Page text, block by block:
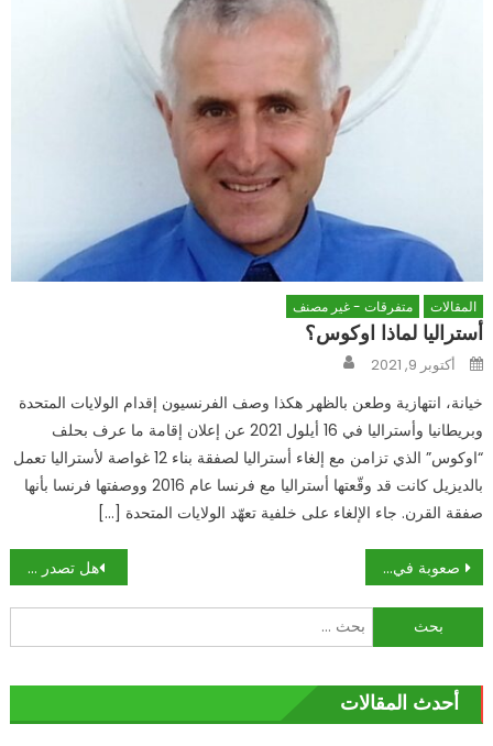
المقالات متفرقات - غير مصنف
أستراليا لماذا اوكوس؟
Posted
onأكتوبر 9, 2021
خيانة، انتهازية وطعن بالظهر هكذا وصف الفرنسيون إقدام الولايات المتحدة
وبريطانيا وأستراليا في 16 أيلول 2021 عن إعلان إقامة ما عرف بحلف
“اوكوس” الذي تزامن مع إلغاء أستراليا لصفقة بناء 12 غواصة لأستراليا تعمل
بالديزيل كانت قد وقّعتها أستراليا مع فرنسا عام 2016 ووصفتها فرنسا بأنها
صفقة القرن. جاء الإلغاء على خلفية تعهّد الولايات المتحدة […]
تصفّح
المقالات
هل تصدر ركبتاك أصواتا غريبة؟.. متى ينذر ذلك بالخطر ومتى يكون طبيعيا؟؟ صعوبة في استبدال المبعدين.. و”البعث” يخسر 330 مرشحًا في الانتخابات! المالكي يستمر بتحذيراته الغامضة من “الانقلاب”
البحث
عن:
أحدث المقالات